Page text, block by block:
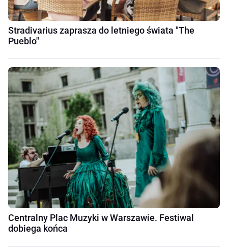
Stradivarius zaprasza do letniego świata "The
Pueblo"
Centralny Plac Muzyki w Warszawie. Festiwal
dobiega końca